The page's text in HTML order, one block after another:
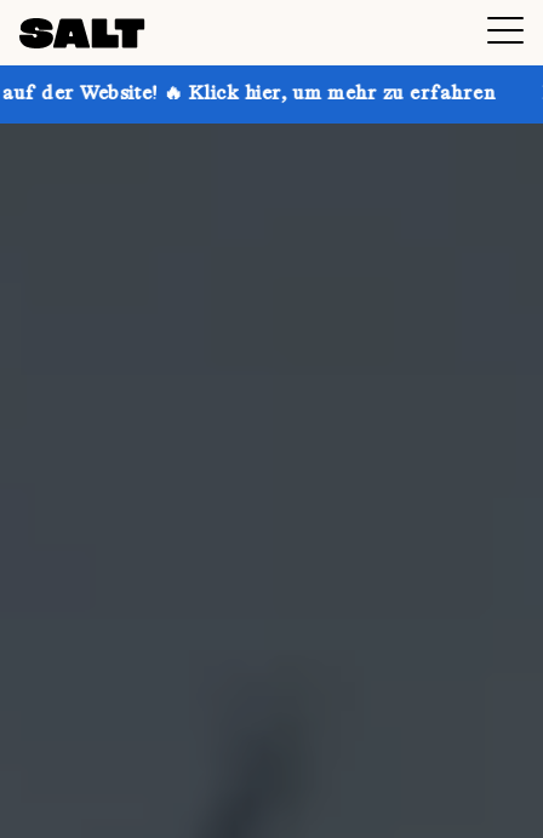
Klick hier, um mehr zu erfahren Hol dir bis zu 30